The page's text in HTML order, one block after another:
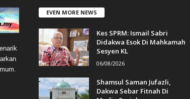
EVEN MORE NEWS
Kes SPRM: Ismail Sabri
Didakwa Esok Di Mahkamah
Sesyen KL
06/08/2026
Shamsul Saman Jufazli,
Dakwa Sebar Fitnah Di